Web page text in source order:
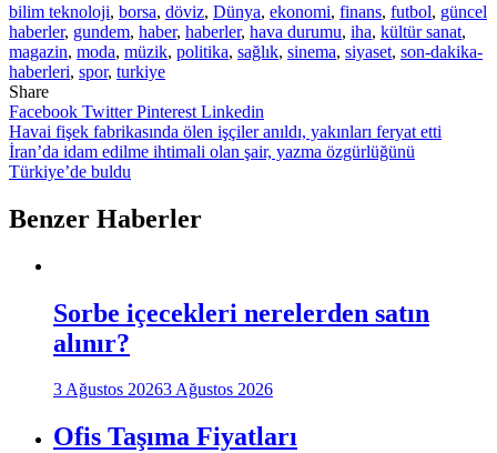
bilim teknoloji, borsa, döviz, Dünya, ekonomi, finans, futbol, güncel
haberler, gundem, haber, haberler, hava durumu, iha, kültür sanat,
magazin, moda, müzik, politika, sağlık, sinema, siyaset, son-dakika-
haberleri, spor, turkiye
Share
Facebook TwitterPinterest Linkedin
Yazı
gezinmesi
Havai fişek fabrikasında ölen işçiler anıldı, yakınları feryat etti
İran’da idam edilme ihtimali olan şair, yazma özgürlüğünü
Türkiye’de buldu
Benzer Haberler
Sorbe içecekleri nerelerden satın
alınır?
3 Ağustos 20263 Ağustos 2026
Ofis Taşıma Fiyatları